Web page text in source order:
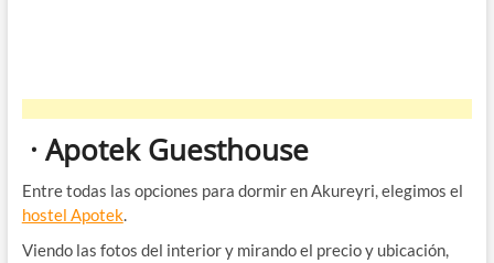
· Apotek Guesthouse
Entre todas las opciones para dormir en Akureyri, elegimos el
hostel Apotek.
Viendo las fotos del interior y mirando el precio y ubicación,